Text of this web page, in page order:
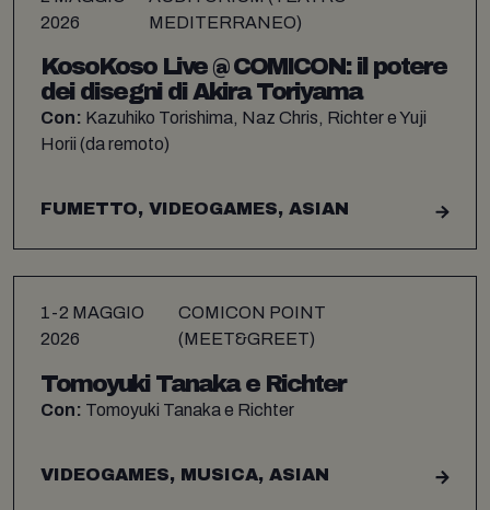
2026
MEDITERRANEO)
KosoKoso Live @ COMICON: il potere
dei disegni di Akira Toriyama
Con: Kazuhiko Torishima, Naz Chris, Richter e Yuji
Horii (da remoto)
FUMETTO, VIDEOGAMES, ASIAN
1-2 MAGGIO
2026
COMICON POINT
(MEET&GREET)
Tomoyuki Tanaka e Richter
Con: Tomoyuki Tanaka e Richter
VIDEOGAMES, MUSICA, ASIAN